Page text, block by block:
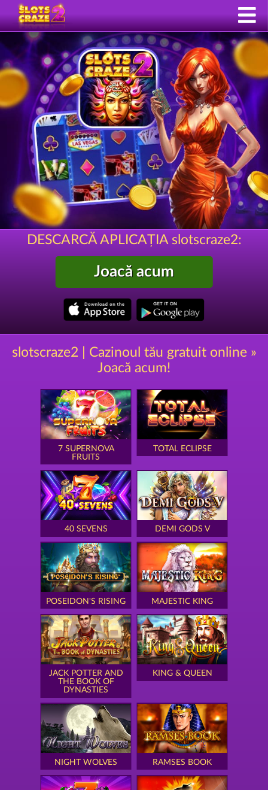
DESCARCĂ APLICAȚIA slotscraze2:
Joacă acum
slotscraze2 | Cazinoul tău gratuit online »
Joacă acum!
7 SUPERNOVA
FRUITS
TOTAL ECLIPSE
40 SEVENS DEMI GODS V
POSEIDON'S RISING MAJESTIC KING
JACK POTTER AND
THE BOOK OF
DYNASTIES
KING & QUEEN
NIGHT WOLVES RAMSES BOOK